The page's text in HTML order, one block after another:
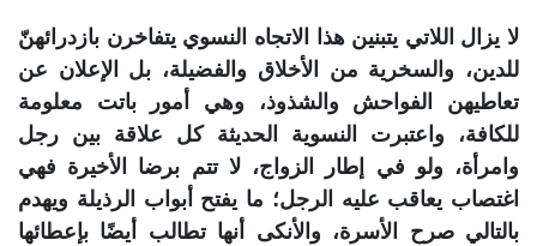
لا يزال اللاتي يتبنين هذا الاتجاه النسوي يتفاخرن بازدرائهنّ
للدين، والسخرية من الأخلاق والفضيلة، بل الإعلان عن
تعاطيهن الفواحش والشذوذ، وهي أمور باتت معلومة
للكافة، واعتبرت النسوية الحديثة كل علاقة بين رجل
وامرأة، ولو في إطار الزواج، لا تتم برضا الأخيرة فهي
اغتصاب يعاقب عليه الرجل؛ ما يفتح أبواب الرذيلة ويهدم
بالتالي صرح الأسرة، والأنكى أنها تطالب أيضًا بإعطائها